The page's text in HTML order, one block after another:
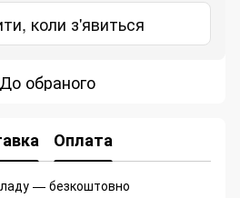
коли з'явиться
До обраного
Оплата
— безкоштовно